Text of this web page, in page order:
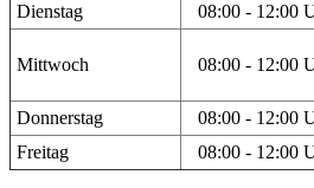
Dienstag
08:00 - 12:00
Mittwoch 08:00 - 12:00
Donnerstag 08:00 - 12:00
Freitag
08:00 - 12:00